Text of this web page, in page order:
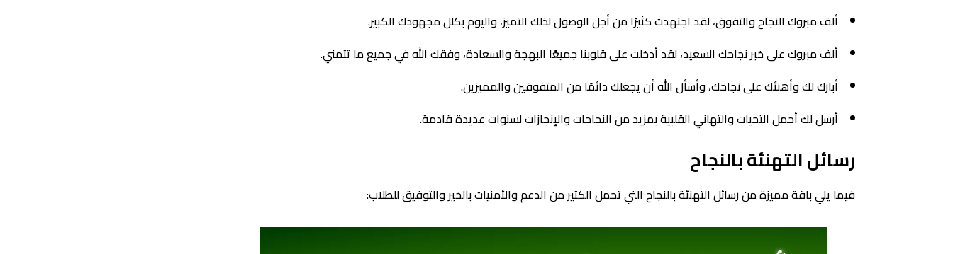
ألف مبروك النجاح والتفوق، لقد اجتهدت كثيرًا من أجل الوصول لذلك التميز، واليوم بكلل مجهودك الكبير.
ألف مبروك على خبر نجاحك السعيد، لقد أدخلت على قلوبنا جميعًا البهجة والسعادة، وفقك الله في جميع ما تتمني.
أبارك لك وأهنئك على نجاحك، وأسأل الله أن يجعلك دائمًا من المتفوقين والمميزين.
أرسل لك أجمل التحيات والتهاني القلبية بمزيد من النجاحات والإنجازات لسنوات عديدة قادمة.
رسائل التهنئة بالنجاح
فيما يلي باقة مميزة من رسائل التهنئة بالنجاح التي تحمل الكثير من الدعم والأمنيات بالخير والتوفيق للطلاب: